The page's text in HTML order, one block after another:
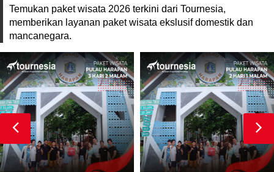
Temukan paket wisata 2026 terkini dari Tournesia,
memberikan layanan paket wisata ekslusif domestik dan
mancanegara.